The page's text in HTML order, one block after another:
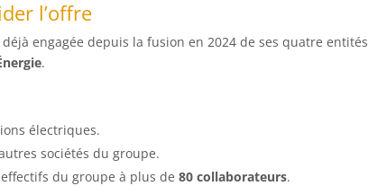
l’offre
engagée depuis la fusion en 2024 de ses quatre entités
.
électriques.
sociétés du groupe.
du groupe à plus de 80 collaborateurs.